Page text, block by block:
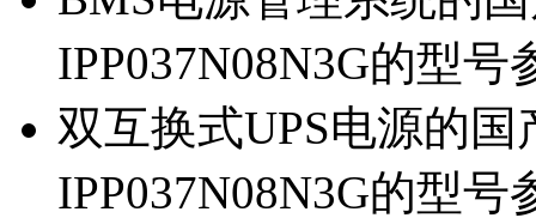
IPP037N08N3G的型号
双互换式UPS电源的
IPP037N08N3G的型号